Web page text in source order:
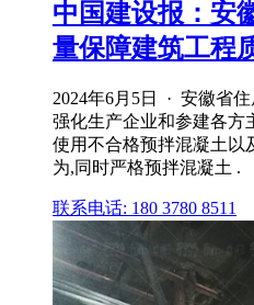
中国建设报：安
量保障建筑工程
2024年6月5日 · 安徽省
强化生产企业和参建各方
使用不合格预拌混凝土以
为,同时严格预拌混凝土 .
联系电话: 180 3780 8511